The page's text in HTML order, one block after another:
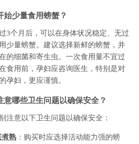
始少量食用螃蟹？
3个月后，可以在身体状况稳定、无过
少量螃蟹。建议选择新鲜的螃蟹，并
的细菌和寄生虫。一次食用量不宜过
食用前，孕妇应咨询医生，特别是对
孕妇，更应谨慎。
意哪些卫生问题以确保安全？
注意以下卫生问题以确保安全：
煮熟 ：购买时应选择活动能力强的螃